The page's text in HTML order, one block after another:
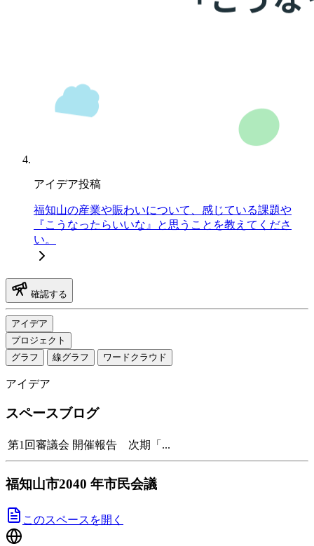
アイデア投稿
福知山の産業や賑わいについて、感じている課題や
『こうなったらいいな』と思うことを教えてくださ
い。
確認する
アイデア
プロジェクト
グラフ
線グラフ ワードクラウド
アイデア
スペースブログ
第1回審議会 開催報告 次期「...
福知山市2040 年市民会議
このスペースを開く